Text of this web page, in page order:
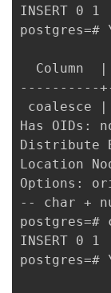
INSERT 0 1
postgres=#
Column
----------
Has OIDs:
Distribute
Location
Options:
-- char +
INSERT 0 1
postgres=#